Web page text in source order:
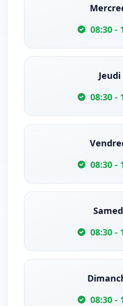
08:30 -
Jeudi
08:30 -
08:30 -
08:30 -
08:30 -